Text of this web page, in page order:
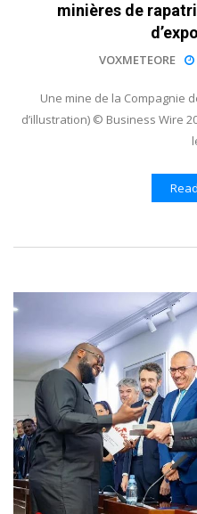
minières de
VOXMETEORE
Une mine de la Compagnie
d’illustration) © Business Wire